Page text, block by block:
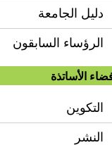
دليل الجامعة
الرؤساء السابقون
الأساتذة
التكوين
النشر